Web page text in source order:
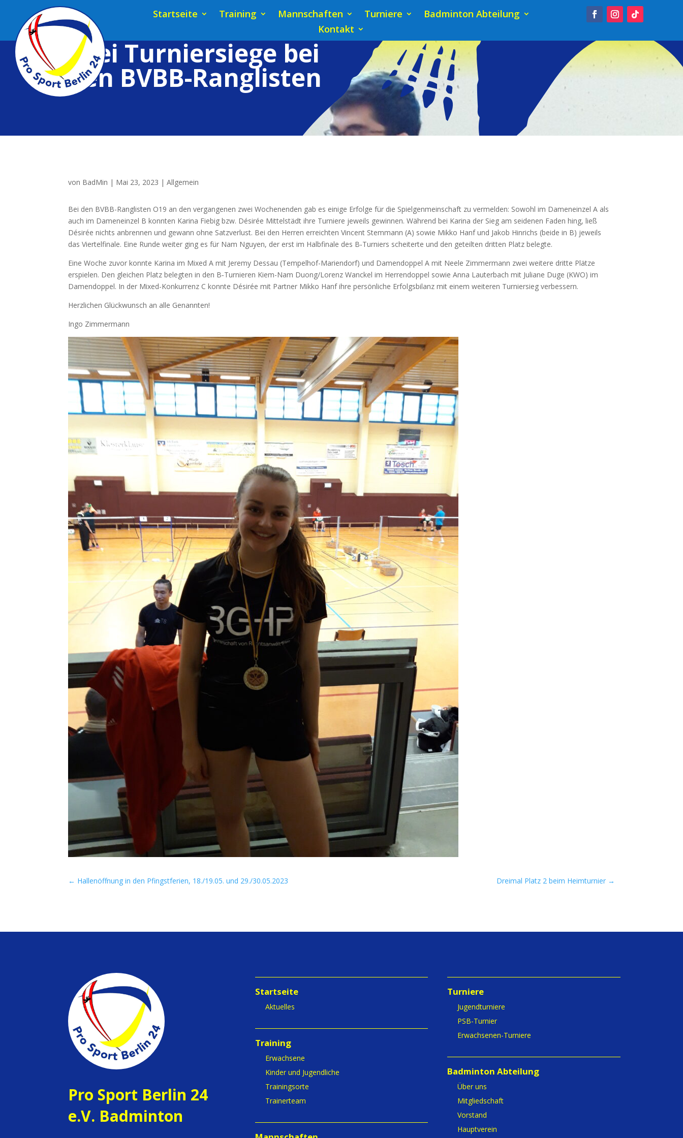
Startseite Training Mannschaften Turniere
Badminton Abteilung
Kontakt
Drei Turniersiege bei
den BVBB-Ranglisten
von BadMin | Mai 23, 2023 |Allgemein
Bei den BVBB-Rang­lis­ten O19 an den ver­gan­ge­nen zwei Wochen­en­den gab es eini­ge Erfol­ge für die Spiel­gen­mein­schaft zu ver­mel­den: Sowohl im Damen­ein­zel A als
auch im Damen­ein­zel B konn­ten Kari­na Fie­big bzw. Dési­rée Mit­tel­städt ihre Tur­nie­re jeweils gewin­nen. Wäh­rend bei Kari­na der Sieg am sei­de­nen Faden hing, ließ
Dési­rée nichts anbren­nen und gewann ohne Satz­ver­lust. Bei den Her­ren erreich­ten Vin­cent Stem­mann (A) sowie Mik­ko Hanf und Jakob Hin­richs (bei­de in B) jeweils
das Vier­tel­fi­na­le. Eine Run­de wei­ter ging es für Nam Nguy­en, der erst im Halb­fi­na­le des B‑Turniers schei­ter­te und den geteil­ten drit­ten Platz belegte.
Eine Woche zuvor konn­te Kari­na im Mixed A mit Jere­my Des­sau (Tem­pel­hof-Mari­en­dorf) und Damen­dop­pel A mit Nee­le Zim­mer­mann zwei wei­te­re drit­te Plät­ze
erspie­len. Den glei­chen Platz beleg­ten in den B‑Turnieren Kiem-Nam Duong/Lorenz Wan­ckel im Her­ren­dop­pel sowie Anna Lau­ter­bach mit Julia­ne Duge (KWO) im
Damen­dop­pel. In der Mixed-Kon­kur­renz C konn­te Dési­rée mit Part­ner Mik­ko Hanf ihre per­sön­li­che Erfolgs­bi­lanz mit einem wei­te­ren Tur­nier­sieg verbessern.
Herz­li­chen Glück­wunsch an alle Genannten!
Ingo Zim­mer­mann
← Hallenöffnung in den Pfingstferien, 18./19.05. und 29./30.05.2023 Dreimal Platz 2 beim Heimturnier→
Pro Sport Berlin 24
e.V. Badminton
Startseite
Aktuelles
Training
Erwachsene
Kinder und Jugendliche
Trainingsorte
Trainerteam
Turniere
Jugendturniere
PSB-Turnier
Erwachsenen-Turniere
Badminton Abteilung
Über uns
Mitgliedschaft
Vorstand
Hauptverein